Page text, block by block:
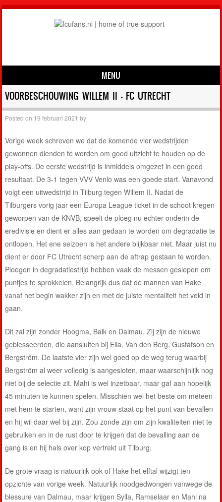
MENU
Skip to content
VOORBESCHOUWING WILLEM II – FC UTRECHT
Posted on 19 februari 2021 by
Vorige week schreven we dat de komende vier wedstrijden
gewonnen dienden te worden om goed uitzicht te houden op de
play-offs. De eerste wedstrijd is inmiddels omgezet in een goed
resultaat. De 3-1 tegen VVV Venlo was een goede start. Vanavond
volgt een uitwedstrijd in Tilburg tegen Willem II. Nadat de
Tilburgers vorig jaar een Europa League ticket in de schoot kregen
geworpen van de KNVB, speelt de ploeg nu echter onderin de
eredivisie en dient er alles aan gedaan te worden om degradatie te
ontlopen. Het ene seizoen is het andere blijkbaar niet. Maar juist nu
dient er door FC Utrecht scherp aan de aftrap gestaan te worden.
Ploegen in degradatiestrijd hebben vaak de messen geslepen om
puntjes te sprokkelen. Belangrijk dus dat de mannen van Hake
vanaf het begin wakker zijn en met de juiste mentaliteit het veld in
gaan.
Dit zal zijn zonder Hoogma, Balk en Dalmau. Zij zijn de nieuwe
geblesseerden, die aansluiten bij Elia, Van den Berg, Gustafson en
Bergström. De laatste vier zijn wel goed op de weg terug waarbij
Bergström al weer volledig is aangesloten, maar waarschijnlijk nog
niet bij de selectie zit. Mahi is wel inzetbaar, maar gaf aan hopelijk
45 minuten te kunnen spelen. Misschien wel het beste om meteen
met hem te starten, want zijn vrouw staat op het punt van bevallen
en hij wil daar wel bij zijn. Zou zonde zijn om zijn kwaliteiten niet te
gebruiken en in de rust door te krijgen dat de bevalling aan de
gang is en hij hals over kop vertrekt uit Tilburg.
De grote vraag is natuurlijk ook of Hake het elftal wijzigt ten
opzichte van vorige week. Natuurlijk noodgedwongen vanwege de
blessure van Dalmau, maar krijgen Sylla, Ramselaar en Mahi na